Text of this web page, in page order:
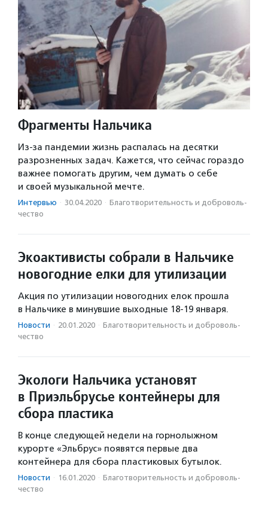
Фрагменты Нальчика
Из-за пандемии жизнь распалась на десятки
разрозненных задач. Кажется, что сейчас гораздо
важнее помогать другим, чем думать о себе
и своей музыкальной мечте.
Интервью · 30.04.2020 · Благотвори­тель­ность и доброволь­
чест­во
Экоактивисты собрали в Нальчике
новогодние елки для утилизации
Акция по утилизации новогодних елок прошла
в Нальчике в минувшие выходные 18-19 января.
Новости · 20.01.2020 · Благотвори­тель­ность и доброволь­
чест­во
Экологи Нальчика установят
в Приэльбрусье контейнеры для
сбора пластика
В конце следующей недели на горнолыжном
курорте «Эльбрус» появятся первые два
контейнера для сбора пластиковых бутылок.
Новости · 16.01.2020 · Благотвори­тель­ность и доброволь­
чест­во